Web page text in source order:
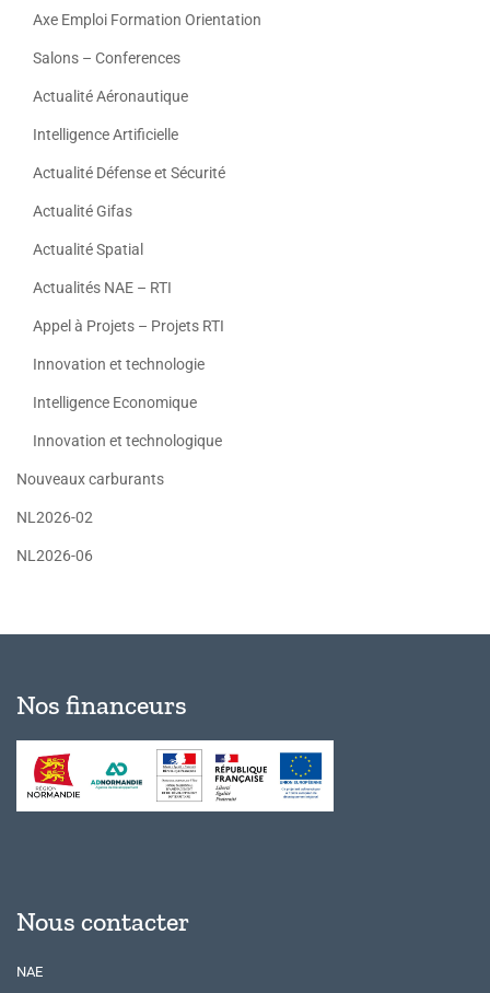
Axe Emploi Formation Orientation
Salons – Conferences
Actualité Aéronautique
Intelligence Artificielle
Actualité Défense et Sécurité
Actualité Gifas
Actualité Spatial
Actualités NAE – RTI
Appel à Projets – Projets RTI
Innovation et technologie
Intelligence Economique
Innovation et technologique
Nouveaux carburants
NL2026-02
NL2026-06
Nos financeurs
Nous contacter
NAE